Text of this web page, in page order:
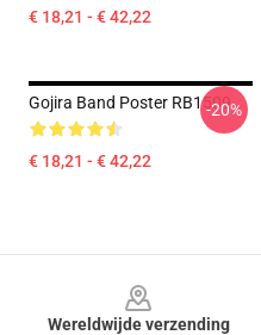
€ 18,21 - € 42,22
Gojira Band Poster RB1509
€ 18,21 - € 42,22
-20%
Wereldwijde verzending